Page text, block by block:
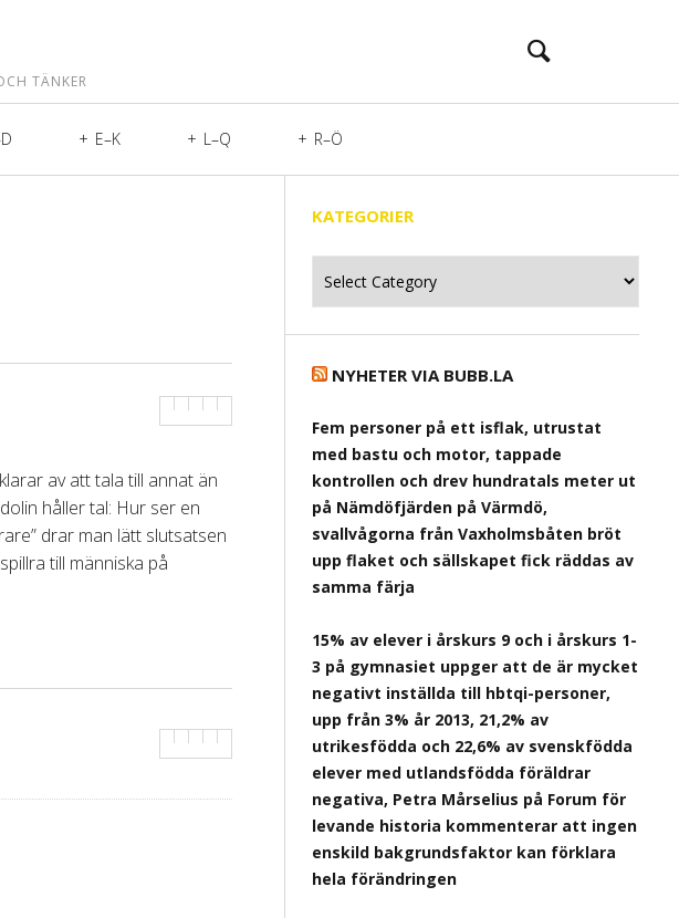
TÄNKER
E–K L–Q R–Ö
av att tala till annat än
håller tal: Hur ser en
drar man lätt slutsatsen
till människa på
KATEGORIER
NYHETER VIA BUBB.LA
Fem personer på ett isflak, utrustat
med bastu och motor, tappade
kontrollen och drev hundratals meter ut
på Nämdöfjärden på Värmdö,
svallvågorna från Vaxholmsbåten bröt
upp flaket och sällskapet fick räddas av
samma färja
15% av elever i årskurs 9 och i årskurs 1-
3 på gymnasiet uppger att de är mycket
negativt inställda till hbtqi-personer,
upp från 3% år 2013, 21,2% av
utrikesfödda och 22,6% av svenskfödda
elever med utlandsfödda föräldrar
negativa, Petra Mårselius på Forum för
levande historia kommenterar att ingen
enskild bakgrundsfaktor kan förklara
hela förändringen